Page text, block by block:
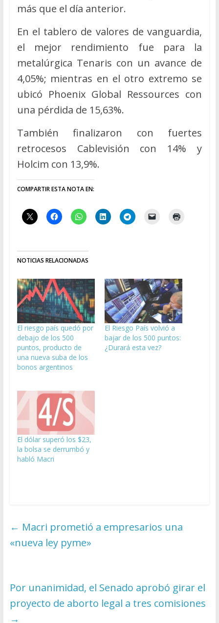
más que el día anterior.
En el tablero de valores de vanguardia,
el mejor rendimiento fue para la
metalúrgica Tenaris con un avance de
4,05%; mientras en el otro extremo se
ubicó Phoenix Global Ressources con
una pérdida de 15,63%.
También finalizaron con fuertes
retrocesos Cablevisión con 14% y
Holcim con 13,9%.
COMPARTIR ESTA NOTA EN:
NOTICIAS RELACIONADAS
El riesgo país quedó por
debajo de los 500
puntos, producto de
una nueva suba de los
bonos argentinos
El Riesgo País volvió a
bajar de los 500 puntos:
¿Durará esta vez?
El dólar superó los $23,
la bolsa se derrumbó y
habló Macri
← Macri prometió a empresarios una
«nueva ley pyme»
Por unanimidad, el Senado aprobó girar el
proyecto de aborto legal a tres comisiones
→